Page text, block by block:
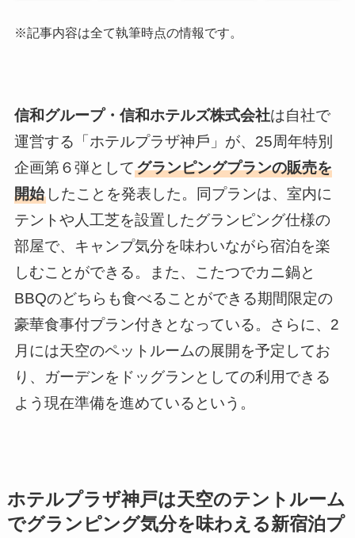
※記事内容は全て執筆時点の情報です。
信和グループ・信和ホテルズ株式会社は自社で
運営する「ホテルプラザ神⼾」が、25周年特別
企画第６弾としてグランピングプランの販売を
開始したことを発表した。同プランは、室内に
テントや人工芝を設置したグランピング仕様の
部屋で、キャンプ気分を味わいながら宿泊を楽
しむことができる。また、こたつでカニ鍋と
BBQのどちらも食べることができる期間限定の
豪華食事付プラン付きとなっている。さらに、2
月には天空のペットルームの展開を予定してお
り、ガーデンをドッグランとしての利用できる
よう現在準備を進めているという。
ホテルプラザ神戸は天空のテントルーム
でグランピング気分を味わえる新宿泊プ